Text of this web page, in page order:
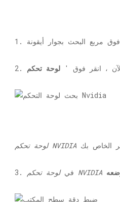
الآن ، انقر فوق '
لوحة تحكم NVIDIA
3. في لوحة تحكم NVIDIA